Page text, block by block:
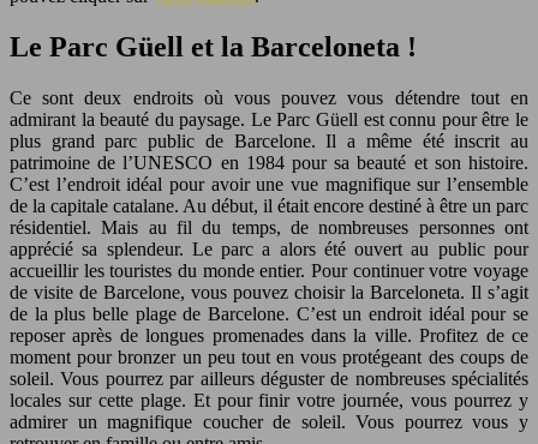
Le Parc Güell et la Barceloneta !
Ce sont deux endroits où vous pouvez vous détendre tout en
admirant la beauté du paysage. Le Parc Güell est connu pour être le
plus grand parc public de Barcelone. Il a même été inscrit au
patrimoine de l’UNESCO en 1984 pour sa beauté et son histoire.
C’est l’endroit idéal pour avoir une vue magnifique sur l’ensemble
de la capitale catalane. Au début, il était encore destiné à être un parc
résidentiel. Mais au fil du temps, de nombreuses personnes ont
apprécié sa splendeur. Le parc a alors été ouvert au public pour
accueillir les touristes du monde entier. Pour continuer votre voyage
de visite de Barcelone, vous pouvez choisir la Barceloneta. Il s’agit
de la plus belle plage de Barcelone. C’est un endroit idéal pour se
reposer après de longues promenades dans la ville. Profitez de ce
moment pour bronzer un peu tout en vous protégeant des coups de
soleil. Vous pourrez par ailleurs déguster de nombreuses spécialités
locales sur cette plage. Et pour finir votre journée, vous pourrez y
admirer un magnifique coucher de soleil. Vous pourrez vous y